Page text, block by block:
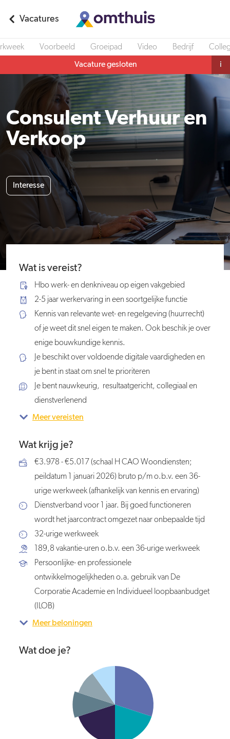
Vacatures
Voorbeeld Groeipad Video Bedrijf
Vacature gesloten i
Consulent Verhuur en
Verkoop
Interesse
Wat is vereist?
Hbo werk- en denkniveau op eigen vakgebied
2-5 jaar werkervaring in een soortgelijke functie
Kennis van relevante wet- en regelgeving (huurrecht)
of je weet dit snel eigen te maken. Ook beschik je over
enige bouwkundige kennis.
Je beschikt over voldoende digitale vaardigheden en
je bent in staat om snel te prioriteren
Je bent nauwkeurig, resultaatgericht, collegiaal en
dienstverlenend
Meer vereisten
Wat krijg je?
€3.978 - €5.017 (schaal H CAO Woondiensten;
peildatum 1 januari 2026) bruto p/m o.b.v. een 36-
urige werkweek (afhankelijk van kennis en ervaring)
Dienstverband voor 1 jaar. Bij goed functioneren
wordt het jaarcontract omgezet naar onbepaalde tijd
32-urige werkweek
189,8 vakantie-uren o.b.v. een 36-urige werkweek
Persoonlijke- en professionele
ontwikkelmogelijkheden o.a. gebruik van De
Corporatie Academie en Individueel loopbaanbudget
(ILOB)
Meer beloningen
Wat doe je?